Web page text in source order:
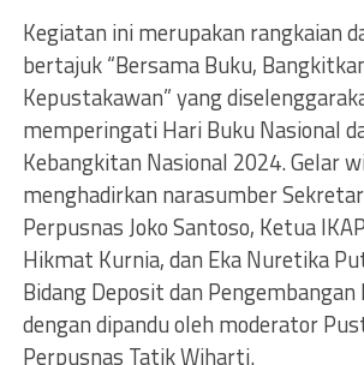
Kegiatan ini merupakan rangkaian
bertajuk “Bersama Buku,
Kepustakawan” yang
memperingati Hari Buku Nasional
Kebangkitan Nasional 2024. Gelar
menghadirkan narasumber
Perpusnas Joko Santoso, Ketua
Hikmat Kurnia, dan Eka Nuretika
Bidang Deposit dan
dengan dipandu oleh moderator
Perpusnas Tatik Wiharti.